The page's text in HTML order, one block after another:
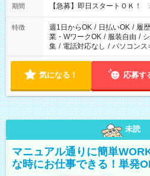
期間 【急募】即日スタートＯＫ！
特徴 週1日からOK / 日払いOK / 履
業・WワークOK / 服装自由 /
集 / 電話対応なし / パソコンス
気になる！ 応募す
未読
マニュアル通りに簡単
な時にお仕事できる！単発